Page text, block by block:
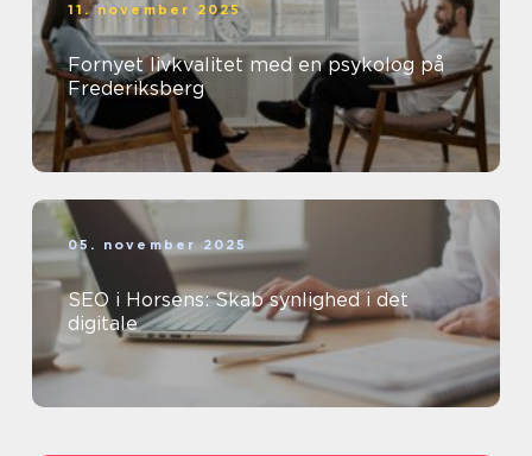
11. november 2025
Fornyet livkvalitet med en psykolog på
Frederiksberg
05. november 2025
SEO i Horsens: Skab synlighed i det
digitale